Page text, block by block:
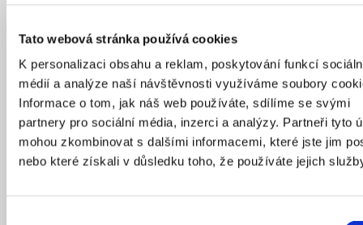
Tato webová stránka používá cookies
K personalizaci obsahu a reklam, poskytování funkcí
médií a analýze naší návštěvnosti využíváme soubory
Informace o tom, jak náš web používáte, sdílíme se svými
partnery pro sociální média, inzerci a analýzy. Partneři tyto
mohou zkombinovat s dalšími informacemi, které jste jim
nebo které získali v důsledku toho, že používáte jejich
součástí jízdního řádu. Blízko Holešovic se nachází
i čtvrtý (a v současnosti nejmladší) železniční most,
který Vltavu překonává šikmo.